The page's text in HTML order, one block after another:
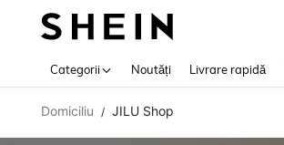
Categorii Noutăți Livrare rapidă
Domiciliu / JILU Shop